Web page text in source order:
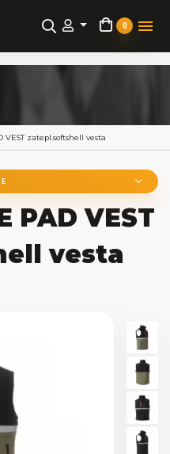
0
VEST zatepl.softshell vesta
PAD VEST
vesta